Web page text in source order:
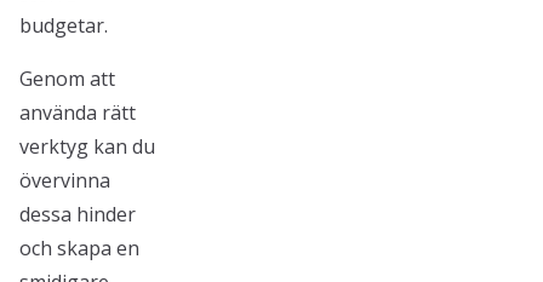
budgetar.
Genom att
använda rätt
verktyg kan du
övervinna
dessa hinder
och skapa en